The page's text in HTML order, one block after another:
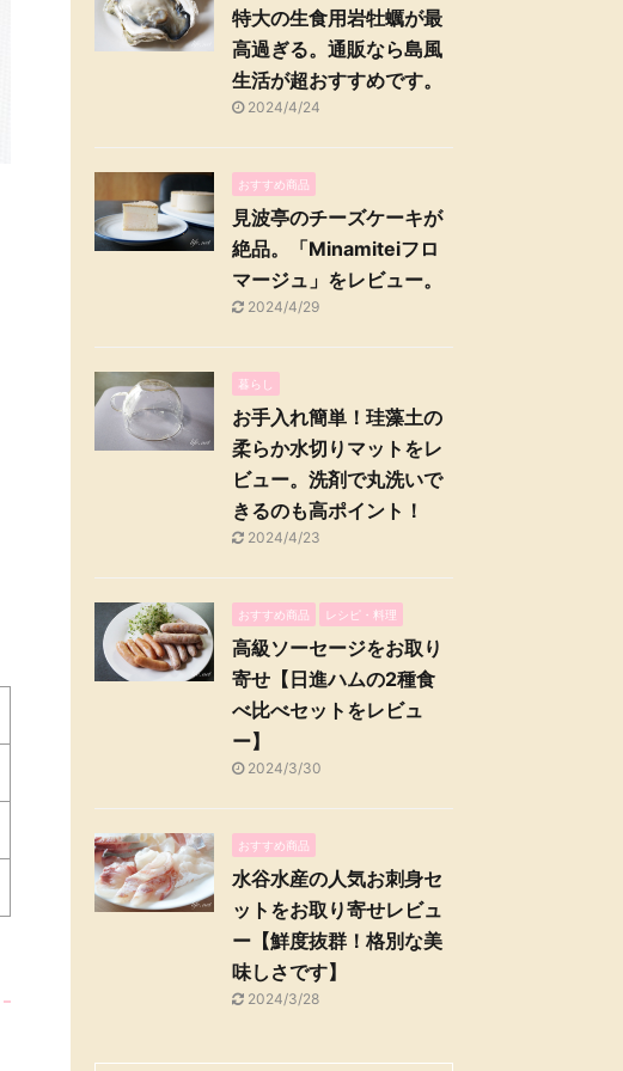
特大の生食用岩牡蠣が最
高過ぎる。通販なら島風
生活が超おすすめです。
2024/4/24
おすすめ商品
見波亭のチーズケーキが
絶品。「Minamiteiフロ
マージュ」をレビュー。
2024/4/29
暮らし
お手入れ簡単！珪藻土の
柔らか水切りマットをレ
ビュー。洗剤で丸洗いで
きるのも高ポイント！
2024/4/23
おすすめ商品 レシピ・料理
高級ソーセージをお取り
寄せ【日進ハムの2種食
べ比べセットをレビュ
ー】
2024/3/30
おすすめ商品
水谷水産の人気お刺身セ
ットをお取り寄せレビュ
ー【鮮度抜群！格別な美
味しさです】
2024/3/28